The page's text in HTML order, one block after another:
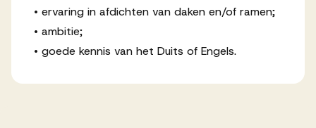
• ervaring in afdichten van daken en/of ramen;
• ambitie;
• goede kennis van het Duits of Engels.